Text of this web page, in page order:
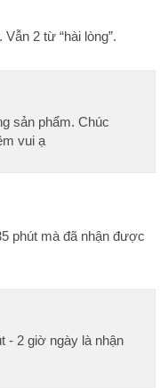
2 từ “hài lòng”.
sản phẩm. Chúc
vui ạ
phút mà đã nhận được
- 2 giờ ngày là nhận